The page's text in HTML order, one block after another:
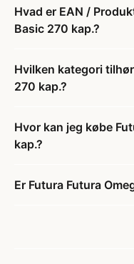
Hvad er EAN /
Basic 270 kap.?
Hvilken kategori
270 kap.?
Hvor kan jeg købe
kap.?
Er Futura Futura